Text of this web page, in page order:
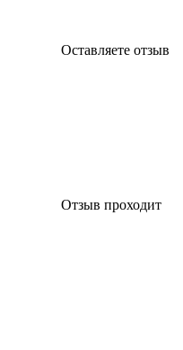
Оставляете отзыв
Отзыв проходит